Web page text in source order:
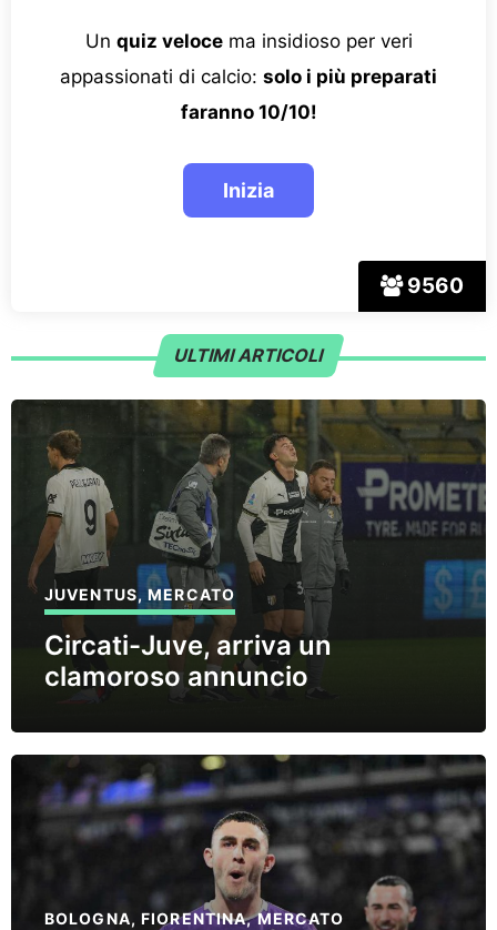
9560
Un quiz velocema insidioso per veri
appassionati di calcio: solo i più preparati
faranno 10/10!
ULTIMI ARTICOLI
JUVENTUS,MERCATO
Circati-Juve, arriva un
clamoroso annuncio
BOLOGNA,FIORENTINA,MERCATO